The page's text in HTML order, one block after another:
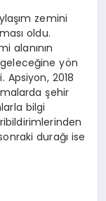
zemini
oldu.
alanının
yön
Apsiyon, 2018
şehir
bilgi
durağı ise